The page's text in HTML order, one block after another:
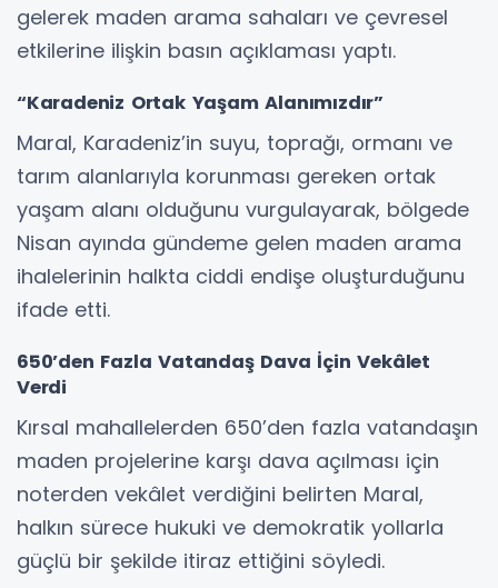
gelerek maden arama sahaları ve çevresel
etkilerine ilişkin basın açıklaması yaptı.
“Karadeniz Ortak Yaşam Alanımızdır”
Maral, Karadeniz’in suyu, toprağı, ormanı ve
tarım alanlarıyla korunması gereken ortak
yaşam alanı olduğunu vurgulayarak, bölgede
Nisan ayında gündeme gelen maden arama
ihalelerinin halkta ciddi endişe oluşturduğunu
ifade etti.
650’den Fazla Vatandaş Dava İçin Vekâlet
Verdi
Kırsal mahallelerden 650’den fazla vatandaşın
maden projelerine karşı dava açılması için
noterden vekâlet verdiğini belirten Maral,
halkın sürece hukuki ve demokratik yollarla
güçlü bir şekilde itiraz ettiğini söyledi.